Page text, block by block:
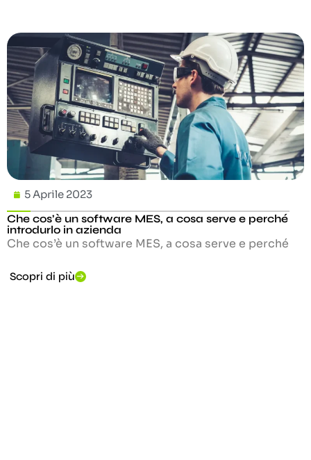
5 Aprile 2023
Che cos’è un software MES, a cosa serve e perché
introdurlo in azienda
Che cos’è un software MES, a cosa serve e perché
Scopri di più